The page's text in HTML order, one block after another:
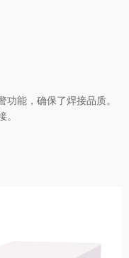
能，确保了焊接品质。